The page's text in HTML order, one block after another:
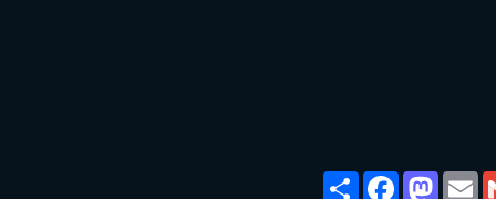
Share